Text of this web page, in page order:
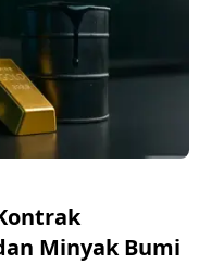
Minyak Bumi